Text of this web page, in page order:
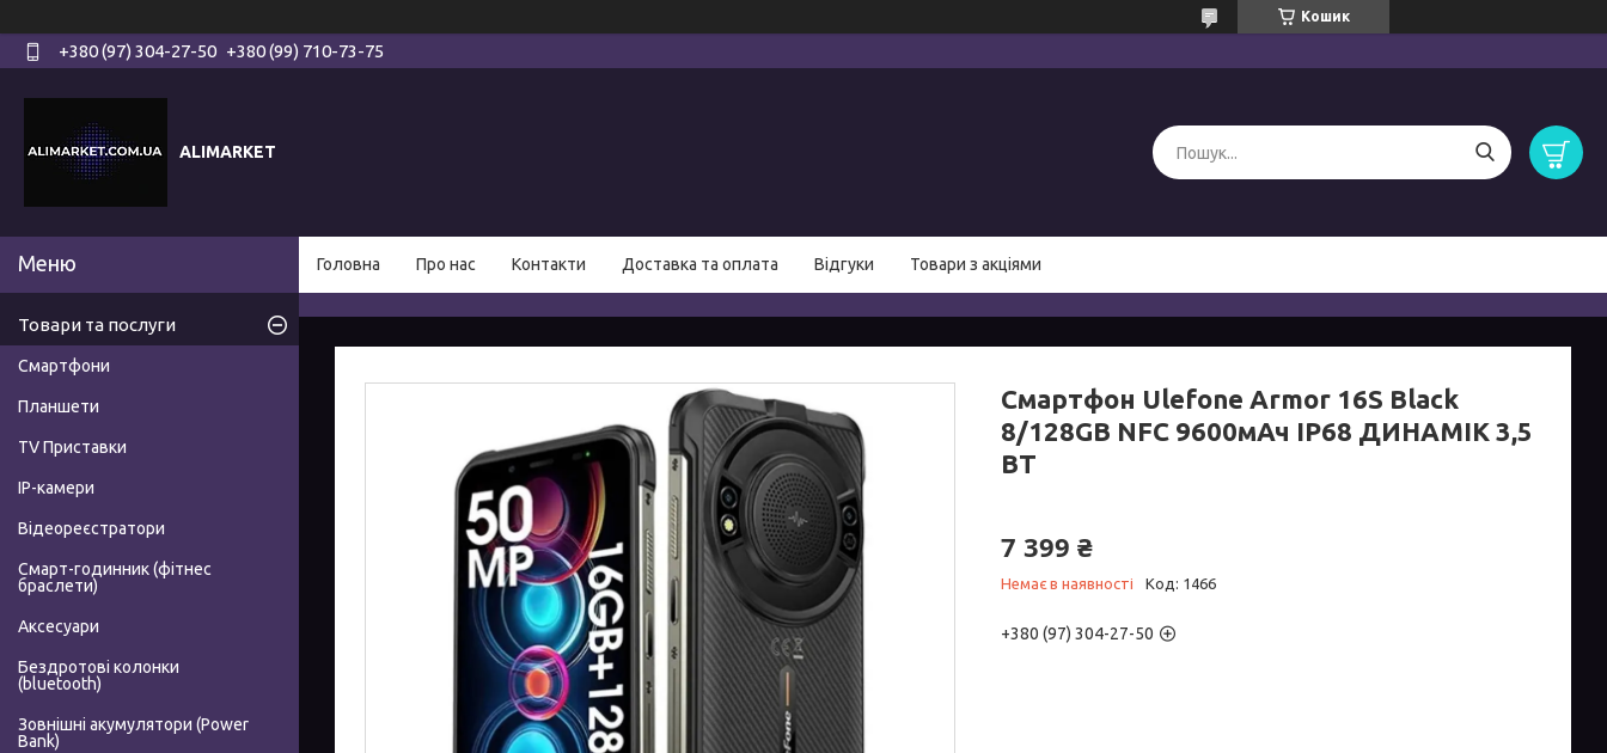
Кошик
+380 (97) 304-27-50 +380 (99) 710-73-75
ALIMARKET
Головна Про нас Контакти Доставка та оплата Відгуки Товари з акціями
Cмартфон Ulefone Armor 16S Black
8/128GB NFC 9600мАч IP68 ДИНАМІК 3,5
ВТ
7 399 ₴
Немає в наявності Код: 1466
+380 (97) 304-27-50
Товари та послуги
Смартфони
Планшети
TV Приставки
IP-камери
Відеореєстратори
Смарт-годинник (фітнес
браслети)
Аксесуари
Бездротові колонки
(bluetooth)
Зовнішні акумулятори (Power
Bank)